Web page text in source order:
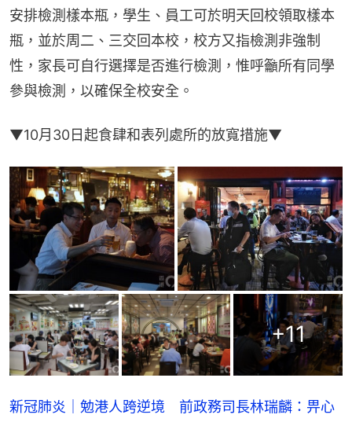
安排檢測樣本瓶，學生、員工可於明天回校領取樣本
瓶，並於周二、三交回本校，校方又指檢測非強制
性，家長可自行選擇是否進行檢測，惟呼籲所有同學
參與檢測，以確保全校安全。
▼10月30日起食肆和表列處所的放寬措施▼
+11
新冠肺炎｜勉港人跨逆境 前政務司長林瑞麟：畀心